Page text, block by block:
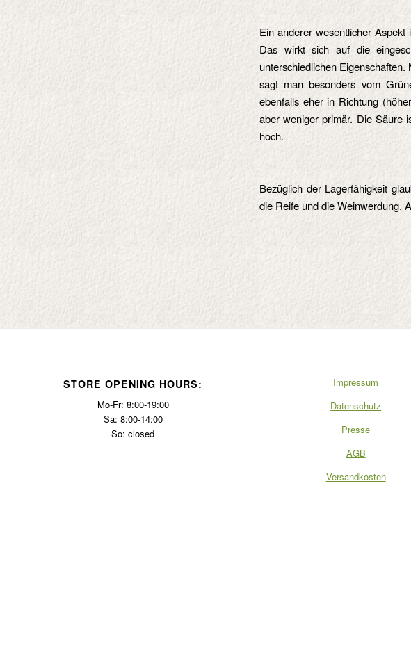
Ein anderer wesentlicher
Das wirkt sich auf die
unterschiedlichen
sagt man besonders vom
ebenfalls eher in Richtung
aber weniger primär. Die Säure
hoch.
Bezüglich der Lagerfähigkeit
die Reife und die Weinwerdung.
STORE OPENING HOURS:
Mo-Fr: 8:00-19:00
Sa: 8:00-14:00
So: closed
Impressum
Datenschutz
Presse
AGB
Versandkosten